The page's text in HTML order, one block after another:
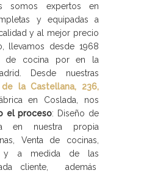
somos expertos en
y equipadas a
y al mejor precio
llevamos desde 1968
de cocina por en la
Desde nuestras
de la Castellana, 236,
en Coslada, nos
el proceso: Diseño de
en nuestra propia
Venta de cocinas,
y a medida de las
cliente, además